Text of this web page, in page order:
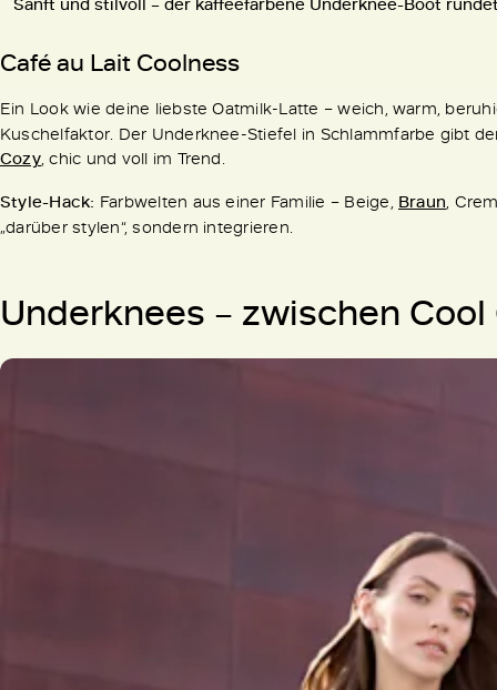
Café au Lait Coolness
Ein Look wie deine liebste Oatmilk-Latte – weich, warm,
Kuschelfaktor. Der Underknee-Stiefel in Schlammfarbe gibt
Cozy, chic und voll im Trend.
Style-Hack: Farbwelten aus einer Familie – Beige, Braun,
„darüber stylen“, sondern integrieren.
Underknees – zwischen